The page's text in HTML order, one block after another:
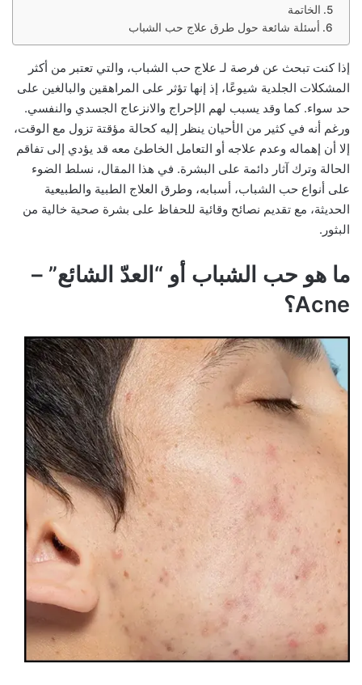
الخاتمة
أسئلة شائعة حول طرق علاج حب الشباب
إذا كنت تبحث عن فرصة لـ علاج حب الشباب، والتي تعتبر من أكثر
المشكلات الجلدية شيوعًا، إذ إنها تؤثر على المراهقين والبالغين على
حد سواء. كما وقد يسبب لهم الإحراج والانزعاج الجسدي والنفسي.
ورغم أنه في كثير من الأحيان ينظر إليه كحالة مؤقتة تزول مع الوقت،
إلا أن إهماله وعدم علاجه أو التعامل الخاطئ معه قد يؤدي إلى تفاقم
الحالة وترك آثار دائمة على البشرة. في هذا المقال، نسلط الضوء
على أنواع حب الشباب، أسبابه، وطرق العلاج الطبية والطبيعية
الحديثة، مع تقديم نصائح وقائية للحفاظ على بشرة صحية خالية من
البثور.
ما هو حب الشباب أو “العدّ الشائع” –
Acne؟